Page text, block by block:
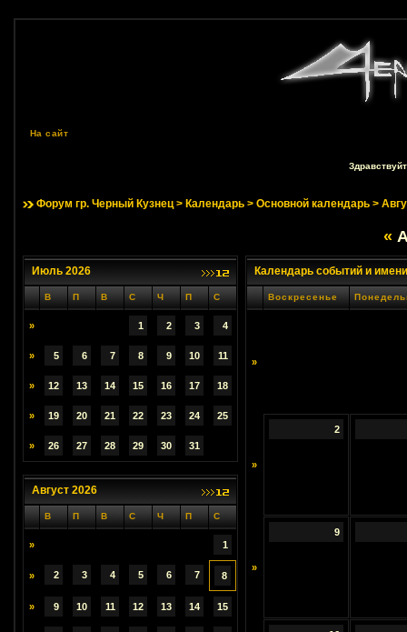
На сайт
Форум гр. Черный Кузнец> Календарь> Основной календарь>
«
Июль 2026
В П В С Ч П С
» 1 2 3 4
» 5 6 7 8 9 10 11
» 12 13 14 15 16 17 18
» 19 20 21 22 23 24 25
» 26 27 28 29 30 31
Август 2026
В П В С Ч П С
» 1
» 2 3 4 5 6 7 8
» 9 10 11 12 13 14 15
Календарь событий и
Воскресенье
»
»
2
»
9